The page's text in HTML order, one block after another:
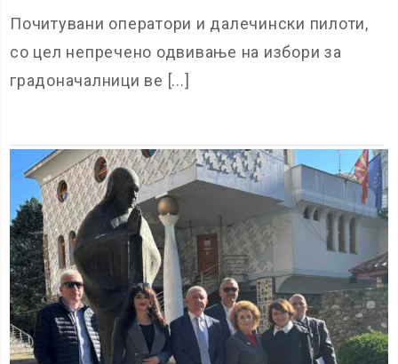
Почитувани оператори и далечински пилоти,
со цел непречено одвивање на избори за
градоначалници ве [...]